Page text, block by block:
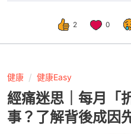
2 0
健康 健康Easy
經痛迷思｜每月「
事？了解背後成因